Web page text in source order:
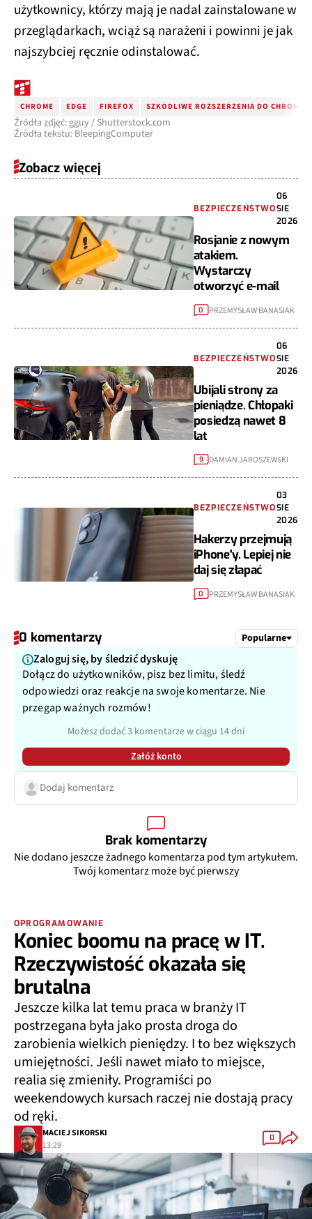
użytkownicy, którzy mają je nadal zainstalowane w
przeglądarkach, wciąż są narażeni i powinni je jak
najszybciej ręcznie odinstalować.
CHROME EDGE FIREFOX SZKODLIWE ROZSZERZENIA DO CHROME
Źródła zdjęć: gguy / Shutterstock.com
Źródła tekstu: BleepingComputer
Zobacz więcej
BEZPIECZEŃSTWO
06
SIE
2026
Rosjanie z nowym
atakiem.
Wystarczy
otworzyć e-mail
0 PRZEMYSŁAW BANASIAK
BEZPIECZEŃSTWO
06
SIE
2026
Ubijali strony za
pieniądze. Chłopaki
posiedzą nawet 8
lat
9 DAMIAN JAROSZEWSKI
BEZPIECZEŃSTWO
03
SIE
2026
Hakerzy przejmują
iPhone'y. Lepiej nie
daj się złapać
0 PRZEMYSŁAW BANASIAK
0 komentarzy Popularne
Zaloguj się, by śledzić dyskuję
Dołącz do użytkowników, pisz bez limitu, śledź
odpowiedzi oraz reakcje na swoje komentarze. Nie
przegap ważnych rozmów!
Możesz dodać 3 komentarze w ciągu 14 dni
Załóż konto
Dodaj komentarz
Brak komentarzy
Nie dodano jeszcze żadnego komentarza pod tym artykułem.
Twój komentarz może być pierwszy
OPROGRAMOWANIE
Koniec boomu na pracę w IT.
Rzeczywistość okazała się
brutalna
Jeszcze kilka lat temu praca w branży IT
postrzegana była jako prosta droga do
zarobienia wielkich pieniędzy. I to bez większych
umiejętności. Jeśli nawet miało to miejsce,
realia się zmieniły. Programiści po
weekendowych kursach raczej nie dostają pracy
od ręki.
MACIEJ SIKORSKI
13:29
0